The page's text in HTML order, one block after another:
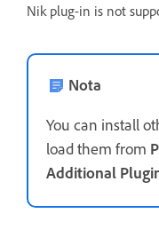
Nik plug-in is not
Nota
You can install
load them from
Additional